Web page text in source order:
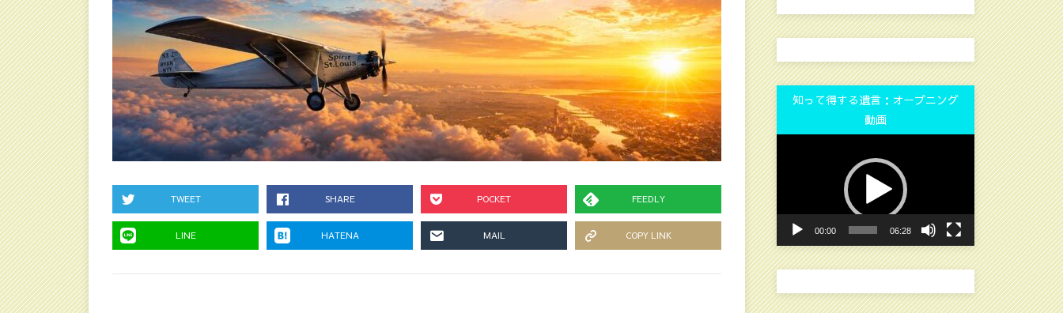
TWEET SHARE POCKET FEEDLY
LINE HATENA MAIL COPY LINK
知って得する遺言：オープニング
動画
動
画
プ
レ
ー
ヤ
ー
00:00 06:28